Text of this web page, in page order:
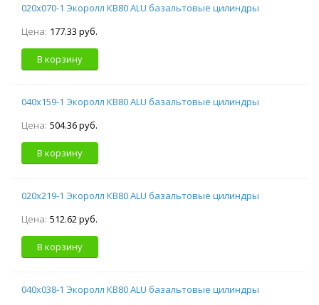
020х070-1 Экоролл КВ80 ALU базальтовые цилиндры
Цена: 177.33 руб.
В корзину
040х159-1 Экоролл КВ80 ALU базальтовые цилиндры
Цена: 504.36 руб.
В корзину
020х219-1 Экоролл КВ80 ALU базальтовые цилиндры
Цена: 512.62 руб.
В корзину
040х038-1 Экоролл КВ80 ALU базальтовые цилиндры